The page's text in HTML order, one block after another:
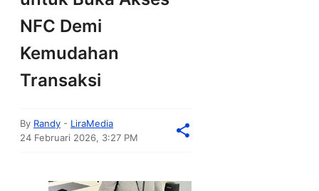
NFC Demi
Kemudahan
Transaksi
By Randy - LiraMedia
24 Februari 2026, 3:27 PM